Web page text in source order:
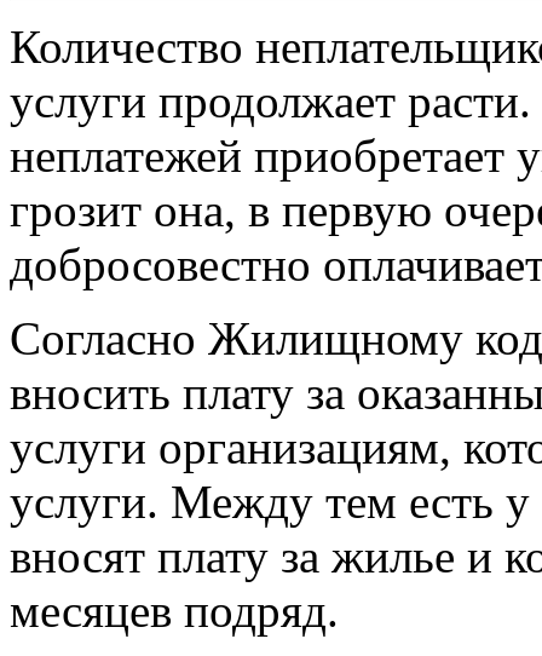
Количество
услуги продолжает
неплатежей
грозит она, в первую
добросовестно
Согласно Жилищному
вносить плату за
услуги организациям,
услуги. Между тем есть
вносят плату за жилье и
месяцев подряд.